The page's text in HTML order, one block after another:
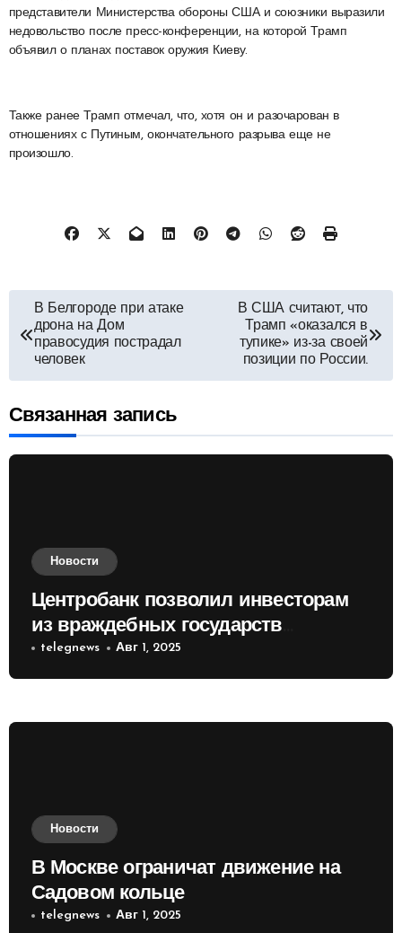
представители Министерства обороны США и союзники выразили
недовольство после пресс-конференции, на которой Трамп
объявил о планах поставок оружия Киеву.
Также ранее Трамп отмечал, что, хотя он и разочарован в
отношениях с Путиным, окончательного разрыва еще не
произошло.
Навигация
по
записям
В Белгороде при атаке
дрона на Дом
правосудия пострадал
человек
В США считают, что
Трамп «оказался в
тупике» из-за своей
позиции по России.
Связанная запись
Новости
Центробанк позволил инвесторам
из враждебных государств
приобретать валюту
telegnews Авг 1, 2025
Новости
В Москве ограничат движение на
Садовом кольце
telegnews Авг 1, 2025